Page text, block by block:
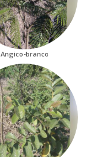
Angico-branco